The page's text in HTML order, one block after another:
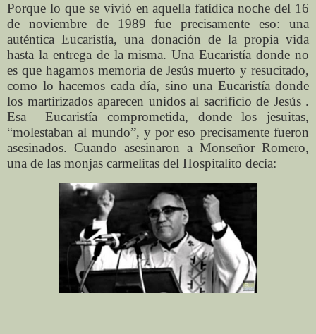
Porque lo que se vivió en aquella fatídica noche del 16
de noviembre de 1989 fue precisamente eso: una
auténtica Eucaristía, una donación de la propia vida
hasta la entrega de la misma. Una Eucaristía donde no
es que hagamos memoria de Jesús muerto y resucitado,
como lo hacemos cada día, sino una Eucaristía donde
los martirizados aparecen unidos al sacrificio de Jesús .
Esa Eucaristía comprometida, donde los jesuitas,
“molestaban al mundo”, y por eso precisamente fueron
asesinados. Cuando asesinaron a Monseñor Romero,
una de las monjas carmelitas del Hospitalito decía: